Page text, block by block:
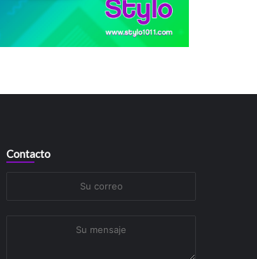
Contacto